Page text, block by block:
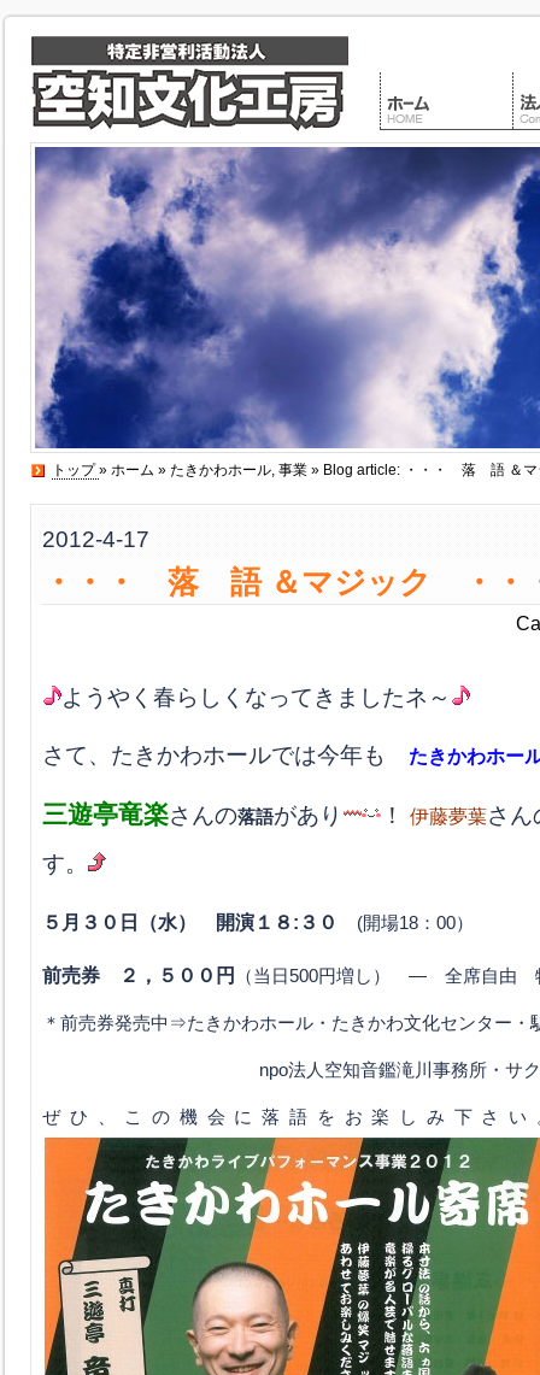
トップ» ホーム » たきかわホール, 事業 » Blog article: ・・・ 落 語 ＆
2012-4-17
・・・ 落 語 ＆マジック ・・
ようやく春らしくなってきましたネ～
さて、たきかわホールでは今年も たきかわホー
三遊亭竜楽さんの落語があり ！ 伊藤夢葉さん
す。
５月３０日（水） 開演１８:３０ (開場18：00）
前売券 ２，５００円 （当日500円増し） ― 全席自由
＊前売券発売中⇒たきかわホール・たきかわ文化センター・
npo法人空知音鑑滝川事務所・サクラ商
ぜひ、この機会に落語をお楽しみ下さ